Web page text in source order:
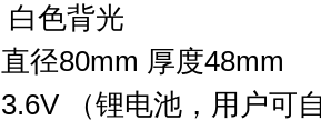
色背光
80mm 厚度48mm
（锂电池，用户可